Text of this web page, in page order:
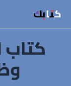
كتابك